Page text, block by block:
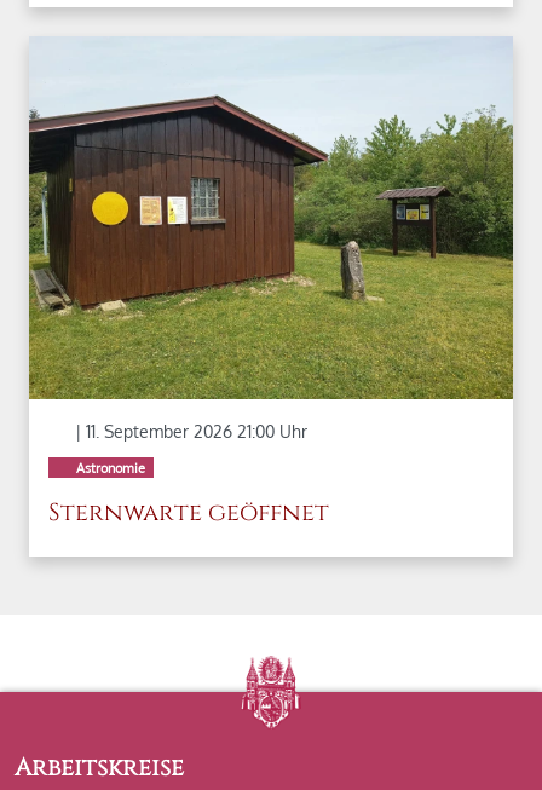
| 11. September 2026 21:00 Uhr
Astronomie
Sternwarte geöffnet
Arbeitskreise